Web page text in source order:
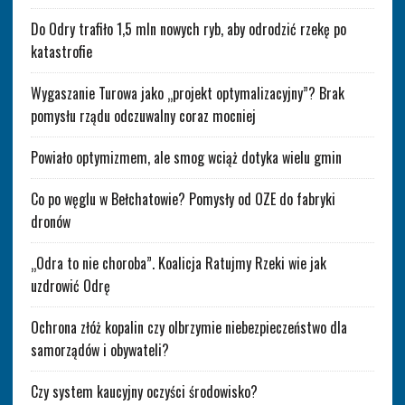
Do Odry trafiło 1,5 mln nowych ryb, aby odrodzić rzekę po
katastrofie
Wygaszanie Turowa jako „projekt optymalizacyjny”? Brak
pomysłu rządu odczuwalny coraz mocniej
Powiało optymizmem, ale smog wciąż dotyka wielu gmin
Co po węglu w Bełchatowie? Pomysły od OZE do fabryki
dronów
„Odra to nie choroba”. Koalicja Ratujmy Rzeki wie jak
uzdrowić Odrę
Ochrona złóż kopalin czy olbrzymie niebezpieczeństwo dla
samorządów i obywateli?
Czy system kaucyjny oczyści środowisko?